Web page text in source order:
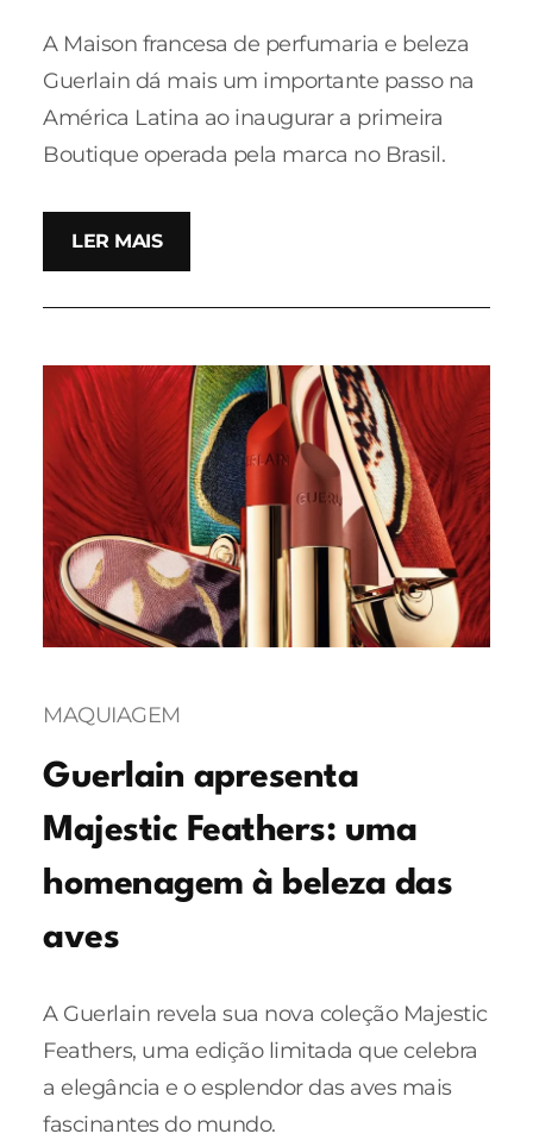
A Maison francesa de perfumaria e beleza
Guerlain dá mais um importante passo na
América Latina ao inaugurar a primeira
Boutique operada pela marca no Brasil.
LER MAIS
MAQUIAGEM
Guerlain apresenta
Majestic Feathers: uma
homenagem à beleza das
aves
A Guerlain revela sua nova coleção Majestic
Feathers, uma edição limitada que celebra
a elegância e o esplendor das aves mais
fascinantes do mundo.